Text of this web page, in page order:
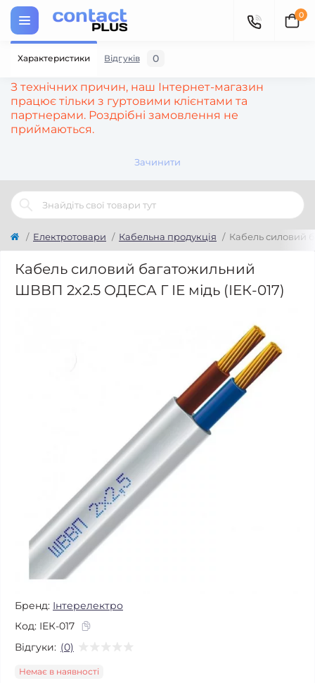
З технічних причин, наш Інтернет-магазин
працює тільки з гуртовими клієнтами та
партнерами. Роздрібні замовлення не
приймаються.
Зачинити
0
Електротовари Кабельна продукція Кабель силовий
Кабель силовий багатожильний
ШВВП 2х2.5 ОДЕСА Г ІЕ мідь (ІЕК-017)
Бренд: Інтерелектро
Код: ІЕК-017
Відгуки: (0)
Немає в наявності
Характеристики Відгуків 0